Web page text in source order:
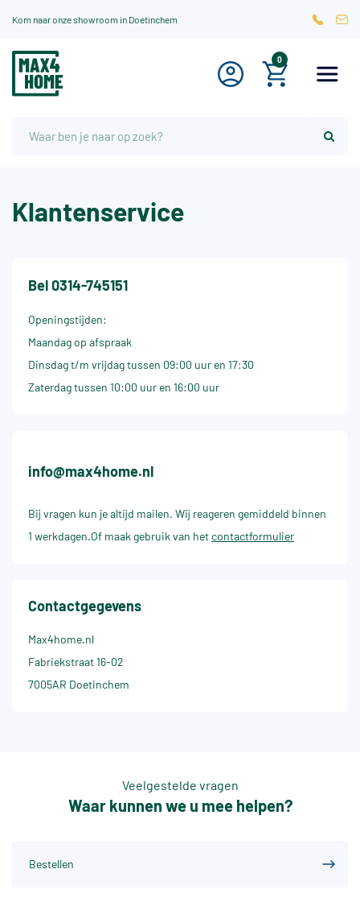
Kom naar onze showroom in Doetinchem
0
Klantenservice
Bel0314-745151
Openingstijden:
Maandag op afspraak
Dinsdag t/m vrijdag tussen 09:00 uur en 17:30
Zaterdag tussen 10:00 uur en 16:00 uur
info@max4home.nl
Bij vragen kun je altijd mailen. Wij reageren gemiddeld binnen
1 werkdagen.Of maak gebruik van hetcontactformulier
Contactgegevens
Max4home.nl
Fabriekstraat 16-02
7005AR Doetinchem
Veelgestelde vragen
Waar kunnen we u mee helpen?
Bestellen